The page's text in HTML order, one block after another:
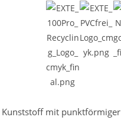
Kunststoff mit punktförmiger